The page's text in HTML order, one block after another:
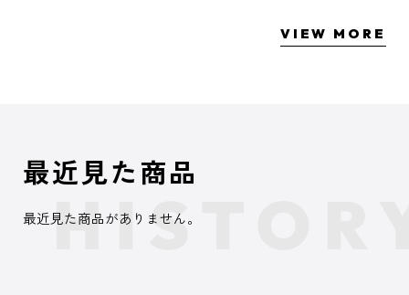
VIEW MORE
最近見た商品
最近見た商品がありません。